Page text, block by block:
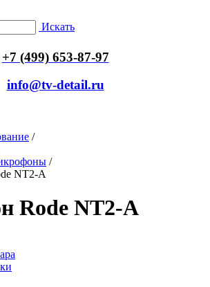
Искать
+7 (499) 653-87-97
info@tv-detail.ru
/
/
NT2-A
Rode NT2-A